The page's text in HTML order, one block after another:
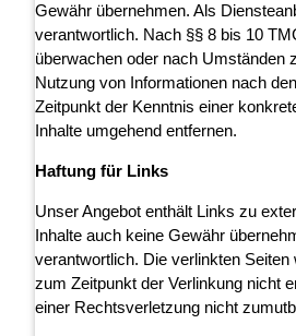
Gewähr übernehmen. Als
verantwortlich. Nach §§ 8 bis 10
überwachen oder nach Umständen
Nutzung von Informationen nach
Zeitpunkt der Kenntnis einer
Inhalte umgehend entfernen.
Haftung für Links
Unser Angebot enthält Links zu
Inhalte auch keine Gewähr
verantwortlich. Die verlinkten
zum Zeitpunkt der Verlinkung nicht
einer Rechtsverletzung nicht